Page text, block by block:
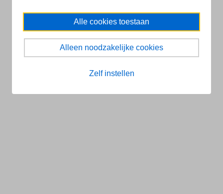
Alle cookies toestaan
Alleen noodzakelijke cookies
Zelf instellen